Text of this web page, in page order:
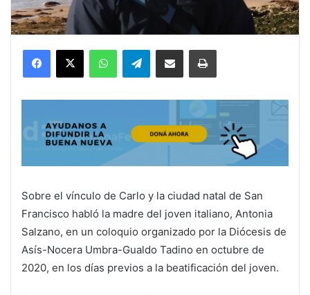
Facebook
X WhatsAppTelegramCompartir por correo electrónicoImprimir
Sobre el vínculo de Carlo y la ciudad natal de San
Francisco habló la madre del joven italiano, Antonia
Salzano, en un coloquio organizado por la Diócesis de
Asís-Nocera Umbra-Gualdo Tadino en octubre de
2020, en los días previos a la beatificación del joven.